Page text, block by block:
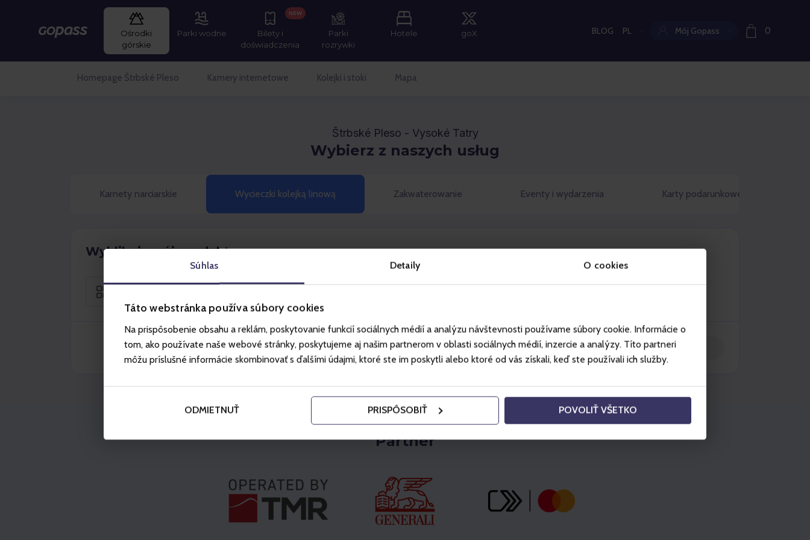
Súhlas Detaily O cookies
Táto webstránka používa súbory cookies
Na prispôsobenie obsahu a reklám, poskytovanie funkcií sociálnych médií a analýzu návštevnosti používame súbory cookie. Informácie o
tom, ako používate naše webové stránky, poskytujeme aj našim partnerom v oblasti sociálnych médií, inzercie a analýzy. Títo partneri
môžu príslušné informácie skombinovať s ďalšími údajmi, ktoré ste im poskytli alebo ktoré od vás získali, keď ste používali ich služby.
ODMIETNUŤ PRISPÔSOBIŤ POVOLIŤ VŠETKO
Gopass
Ośrodki
górskie
Parki wodne
Bilety i
doświadczenia
NEW
Parki
rozrywki
Hotele goX BLOG Aktualny język:
PL Mój Gopass 0
Homepage Štrbské Pleso Kamery internetowe Kolejki i stoki Mapa
Štrbské Pleso - Vysoké Tatry
Wybierz z naszych usług
Karnety narciarskie Wycieczki kolejką linową Zakwaterowanie Eventy i wydarzenia Karty podarunkowe
Wyklikaj swój produkt
Włóż do koszyka
Partner